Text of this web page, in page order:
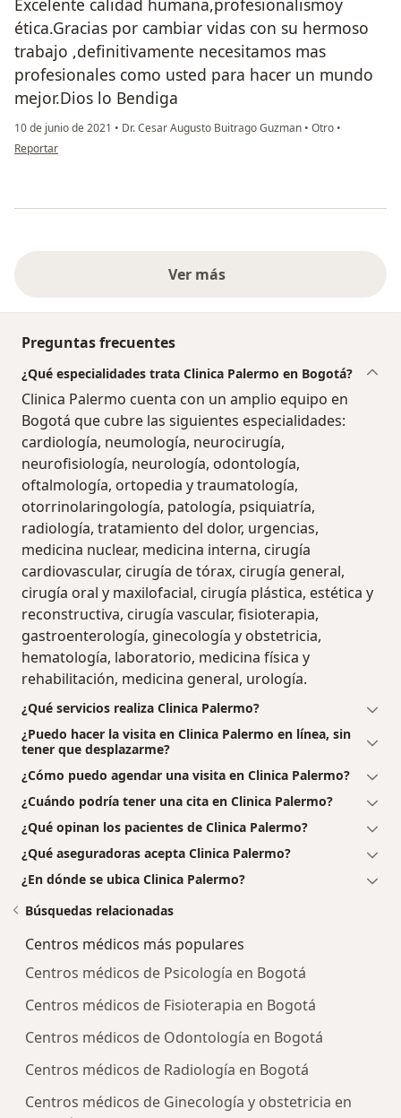
Excelente calidad humana,profesionalismoy
ética.Gracias por cambiar vidas con su hermoso
trabajo ,definitivamente necesitamos mas
profesionales como usted para hacer un mundo
mejor.Dios lo Bendiga
10 de junio de 2021 • Dr. Cesar Augusto Buitrago Guzman • Otro •
en opinión del usuario Jhon Garzón y Familia
Reportar
Ver más
Preguntas frecuentes
¿Qué especialidades trata Clinica Palermo en Bogotá?
Clinica Palermo cuenta con un amplio equipo en
Bogotá que cubre las siguientes especialidades:
cardiología, neumología, neurocirugía,
neurofisiología, neurología, odontología,
oftalmología, ortopedia y traumatología,
otorrinolaringología, patología, psiquiatría,
radiología, tratamiento del dolor, urgencias,
medicina nuclear, medicina interna, cirugía
cardiovascular, cirugía de tórax, cirugía general,
cirugía oral y maxilofacial, cirugía plástica, estética y
reconstructiva, cirugía vascular, fisioterapia,
gastroenterología, ginecología y obstetricia,
hematología, laboratorio, medicina física y
rehabilitación, medicina general, urología.
¿Qué servicios realiza Clinica Palermo?
¿Puedo hacer la visita en Clinica Palermo en línea, sin
tener que desplazarme?
¿Cómo puedo agendar una visita en Clinica Palermo?
¿Cuándo podría tener una cita en Clinica Palermo?
¿Qué opinan los pacientes de Clinica Palermo?
¿Qué aseguradoras acepta Clinica Palermo?
¿En dónde se ubica Clinica Palermo?
Búsquedas relacionadas
Centros médicos más populares
Centros médicos de Psicología en Bogotá
Centros médicos de Fisioterapia en Bogotá
Centros médicos de Odontología en Bogotá
Centros médicos de Radiología en Bogotá
Centros médicos de Ginecología y obstetricia en